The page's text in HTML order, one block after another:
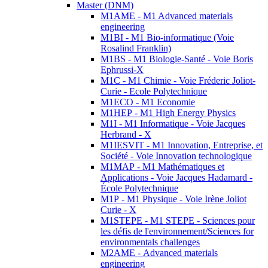
Master (DNM)
M1AME - M1 Advanced materials
engineering
M1BI - M1 Bio-informatique (Voie
Rosalind Franklin)
M1BS - M1 Biologie-Santé - Voie Boris
Ephrussi-X
M1C - M1 Chimie - Voie Fréderic Joliot-
Curie - Ecole Polytechnique
M1ECO - M1 Economie
M1HEP - M1 High Energy Physics
M1I - M1 Informatique - Voie Jacques
Herbrand - X
M1IESVIT - M1 Innovation, Entreprise, et
Société - Voie Innovation technologique
M1MAP - M1 Mathématiques et
Applications - Voie Jacques Hadamard -
École Polytechnique
M1P - M1 Physique - Voie Irène Joliot
Curie - X
M1STEPE - M1 STEPE - Sciences pour
les défis de l'environnement/Sciences for
environmentals challenges
M2AME - Advanced materials
engineering